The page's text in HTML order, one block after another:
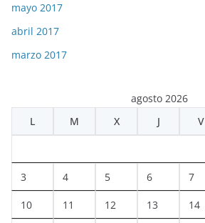
mayo 2017
abril 2017
marzo 2017
agosto 2026
L
M X J V
3 4 5 6 7
10 11 12 13 14